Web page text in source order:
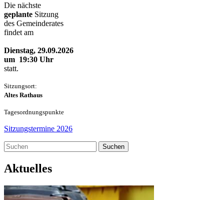
Die nächste
geplante Sitzung
des Gemeinderates
findet am
Dienstag, 29.09.2026
um 19:30 Uhr
statt.
Sitzungsort:
Altes Rathaus
Tagesordnungspunkte
Sitzungstermine 2026
Suchen
Aktuelles